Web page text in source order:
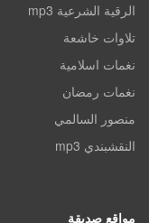
الرقية الشرعية mp3
تلاوات خاشعة
نغمات اسلامية
نغمات رمضان
منصور السالمي
النقشبندي mp3
مواقع صديقة